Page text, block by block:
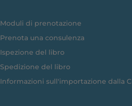
Moduli di prenotazione
Prenota una consulenza
Ispezione del libro
Spedizione del libro
Informazioni sull'importazione dalla